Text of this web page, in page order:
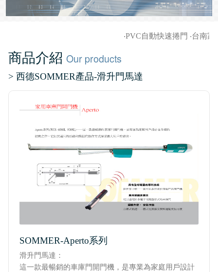
實績介紹-PVC自動捲門
實績介紹-柵欄機列表
實績介紹-滑升門列表
實績介紹-扇型門自動開門機
詢價表單
最新消息
PVC自動快速捲門‧ 台南家
商品介紹 Our products
> 西德SOMMER產品-滑升門馬達
SOMMER-Aperto系列
滑升門馬達：
這一款最暢銷的車庫門開門機，是專業為家庭用戶設計